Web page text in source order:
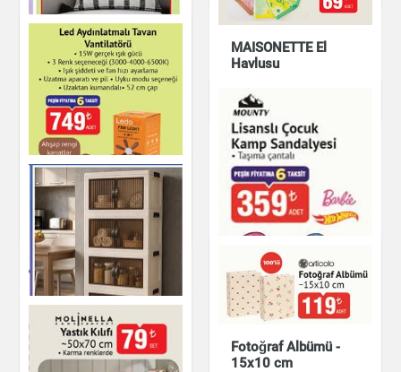
King Plastik Koltuk
Ev & Dekorasyon
Natürel Kırlent Kılıfı
Ev & Dekorasyon
MAISONETTE El
Havlusu
Ev & Dekorasyon
Led Aydınlatmalı
Tavan Vantilatörü
Ev & Dekorasyon
Fotoğraf Albümü -
15x10 cm